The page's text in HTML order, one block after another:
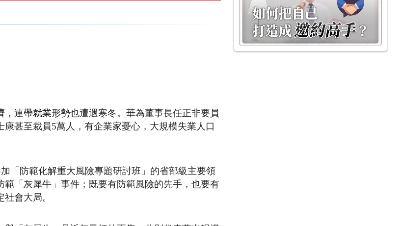
，連帶就業形勢也遭遇寒冬。華為董事長任正非要員
甚至裁員5萬人，有企業家憂心，大規模失業人口
「防範化解重大風險專題研討班」的省部級主要領
「灰犀牛」事件；既要有防範風險的先手，也要有
會大局。